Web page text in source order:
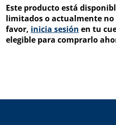
Este producto está
limitados o actualmente no
favor, inicia sesión en tu
elegible para comprarlo